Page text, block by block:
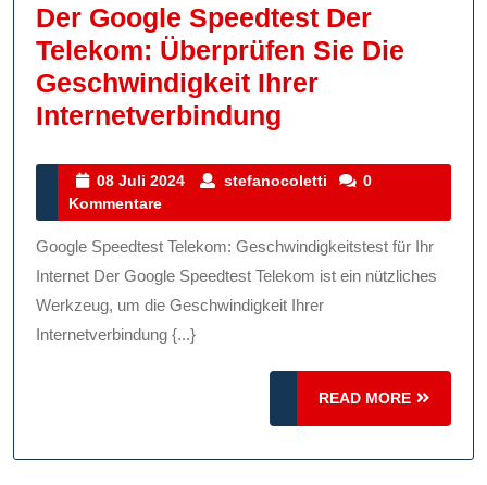
Der Google Speedtest Der
Telekom: Überprüfen Sie Die
Geschwindigkeit Ihrer
Internetverbindung
Speedtest
Telekom:
Überprüfen
Sie
Ihrer
08 Juli 2024
08
2024
stefanocoletti stefanocoletti
0
Kommentare
Google Speedtest Telekom: Geschwindigkeitstest für Ihr
Internet Der Google Speedtest Telekom ist ein nützliches
Werkzeug, um die Geschwindigkeit Ihrer
Internetverbindung {...}
READ MORE
READ
MORE